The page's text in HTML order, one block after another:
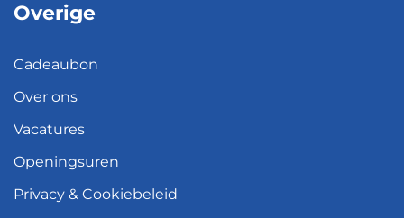
Overige
Cadeaubon
Over ons
Vacatures
Openingsuren
Privacy & Cookiebeleid